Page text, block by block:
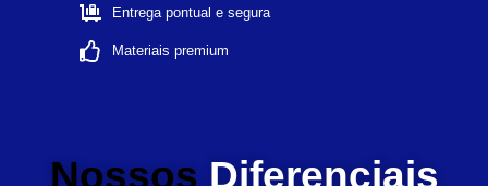
Entrega pontual e segura
Materiais premium
Nossos Diferenciais